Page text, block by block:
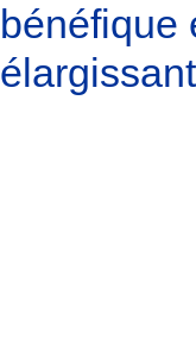
bénéfique